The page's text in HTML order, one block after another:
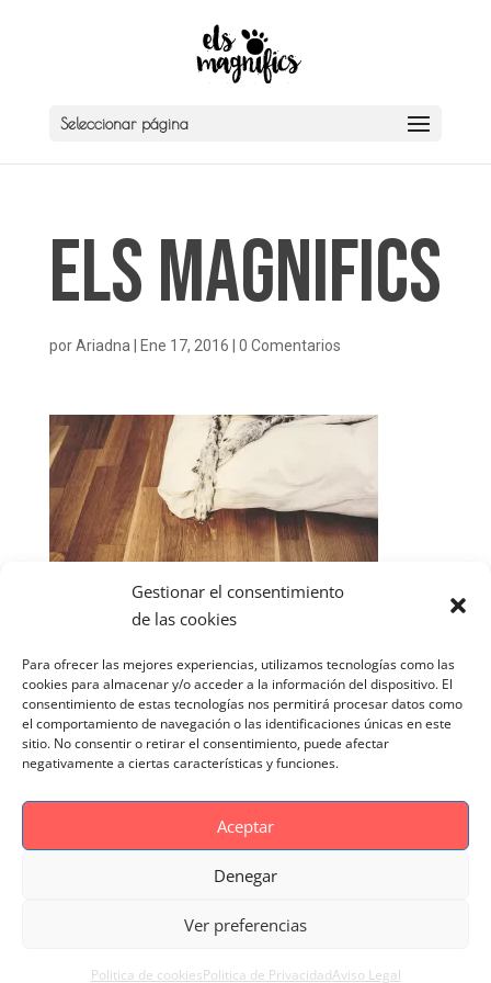
Gestionar el consentimiento
de las cookies
Para ofrecer las mejores experiencias, utilizamos tecnologías como las
cookies para almacenar y/o acceder a la información del dispositivo. El
consentimiento de estas tecnologías nos permitirá procesar datos como
el comportamiento de navegación o las identificaciones únicas en este
sitio. No consentir o retirar el consentimiento, puede afectar
negativamente a ciertas características y funciones.
Aceptar
Denegar
Ver preferencias
Politica de cookiesPolitica de PrivacidadAviso Legal
Seleccionar página
Els Magnifics
porAriadna Ene 17, 2016 0 Comentarios
Politica de Privacidad
Reportaje Magnific